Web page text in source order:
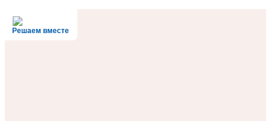
Решаем вместе